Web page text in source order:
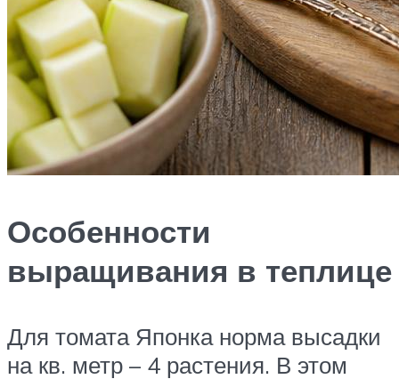
Особенности
выращивания в теплице
Для томата Японка норма высадки
на кв. метр – 4 растения. В этом